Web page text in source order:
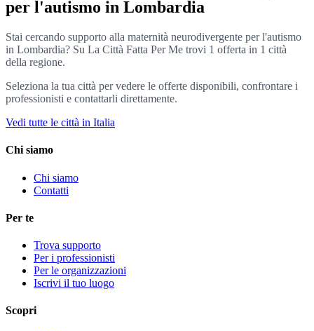
per l'autismo in Lombardia
Stai cercando supporto alla maternità neurodivergente per l'autismo
in Lombardia? Su La Città Fatta Per Me trovi 1 offerta in 1 città
della regione.
Seleziona la tua città per vedere le offerte disponibili, confrontare i
professionisti e contattarli direttamente.
Vedi tutte le città in Italia
Chi siamo
Chi siamo
Contatti
Per te
Trova supporto
Per i professionisti
Per le organizzazioni
Iscrivi il tuo luogo
Scopri